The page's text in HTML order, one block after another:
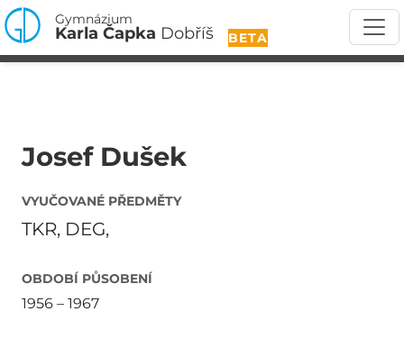
Gymnázium
BETA
Karla Čapka Dobříš
Josef Dušek
VYUČOVANÉ PŘEDMĚTY
TKR, DEG,
OBDOBÍ PŮSOBENÍ
1956 – 1967